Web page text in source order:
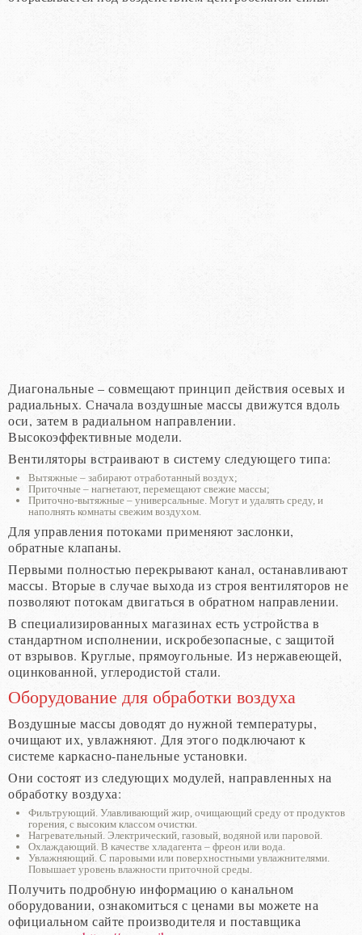
Диагональные – совмещают принцип действия осевых и
радиальных. Сначала воздушные массы движутся вдоль
оси, затем в радиальном направлении.
Высокоэффективные модели.
Вентиляторы встраивают в систему следующего типа:
Вытяжные – забирают отработанный воздух;
Приточные – нагнетают, перемещают свежие массы;
Приточно-вытяжные – универсальные. Могут и удалять среду, и
наполнять комнаты свежим воздухом.
Для управления потоками применяют заслонки,
обратные клапаны.
Первыми полностью перекрывают канал, останавливают
массы. Вторые в случае выхода из строя вентиляторов не
позволяют потокам двигаться в обратном направлении.
В специализированных магазинах есть устройства в
стандартном исполнении, искробезопасные, с защитой
от взрывов. Круглые, прямоугольные. Из нержавеющей,
оцинкованной, углеродистой стали.
Оборудование для обработки воздуха
Воздушные массы доводят до нужной температуры,
очищают их, увлажняют. Для этого подключают к
системе каркасно-панельные установки.
Они состоят из следующих модулей, направленных на
обработку воздуха:
Фильтрующий. Улавливающий жир, очищающий среду от продуктов
горения, с высоким классом очистки.
Нагревательный. Электрический, газовый, водяной или паровой.
Охлаждающий. В качестве хладагента – фреон или вода.
Увлажняющий. С паровыми или поверхностными увлажнителями.
Повышает уровень влажности приточной среды.
Получить подробную информацию о канальном
оборудовании, ознакомиться с ценами вы можете на
официальном сайте производителя и поставщика